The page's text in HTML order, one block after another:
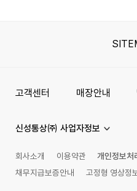
고객센터 매장안내
신성통상㈜ 사업자정보
회사소개 이용약관
개인정보처
채무지급보증안내
고정형 영상정